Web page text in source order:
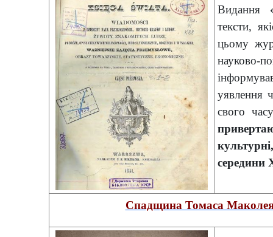
Видання
тексти,
цьому
науково-
уявлення
свого
середини
Спадщина Томаса